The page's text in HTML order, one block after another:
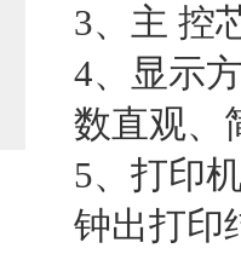
3、主 控
4、显示
数直观、
5、打印
钟出打印